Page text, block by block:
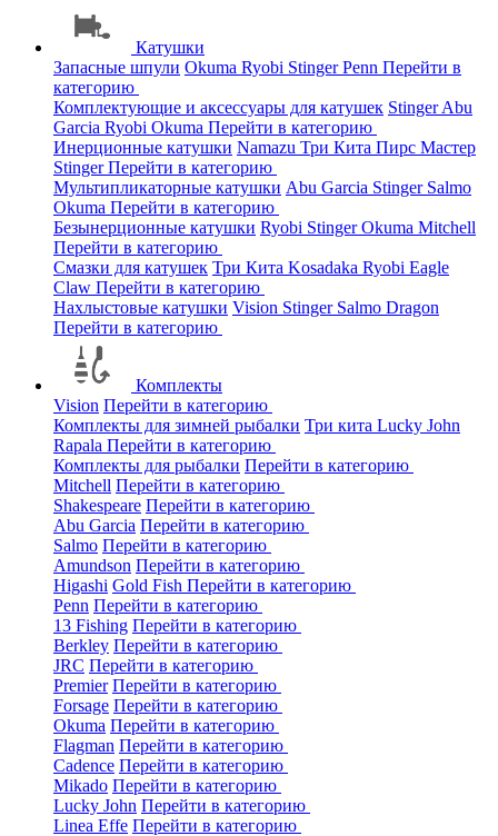
Катушки
Запасные шпули Okuma Ryobi StingerPenn Перейти в
категорию
Комплектующие и аксессуары для катушек StingerAbu
Garcia Ryobi Okuma Перейти в категорию
Инерционные катушки Namazu Три Кита Пирс Мастер
StingerПерейти в категорию
Мультипликаторные катушки Abu Garcia Stinger Salmo
Okuma Перейти в категорию
Безынерционные катушки Ryobi StingerOkuma Mitchell
Перейти в категорию
Смазки для катушек Три Кита Kosadaka Ryobi Eagle
Claw Перейти в категорию
Нахлыстовые катушки Vision Stinger Salmo Dragon
Перейти в категорию
Комплекты
Vision Перейти в категорию
Комплекты для зимней рыбалки Три кита Lucky John
Rapala Перейти в категорию
Комплекты для рыбалки Перейти в категорию
Mitchell Перейти в категорию
Shakespeare Перейти в категорию
Abu Garcia Перейти в категорию
Salmo Перейти в категорию
Amundson Перейти в категорию
Higashi Gold Fish Перейти в категорию
Penn Перейти в категорию
13 Fishing Перейти в категорию
Berkley Перейти в категорию
JRC Перейти в категорию
Premier Перейти в категорию
Forsage Перейти в категорию
Okuma Перейти в категорию
Flagman Перейти в категорию
Cadence Перейти в категорию
Mikado Перейти в категорию
Lucky John Перейти в категорию
Linea Effe Перейти в категорию